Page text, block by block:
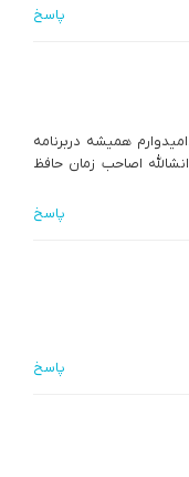
پاسخ
همیشه دربرنامه
اصاحب زمان حافظ
پاسخ
پاسخ